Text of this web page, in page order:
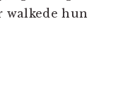
walkede hun